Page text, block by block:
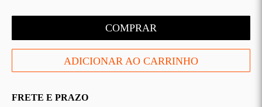
COMPRAR
FRETE E PRAZO